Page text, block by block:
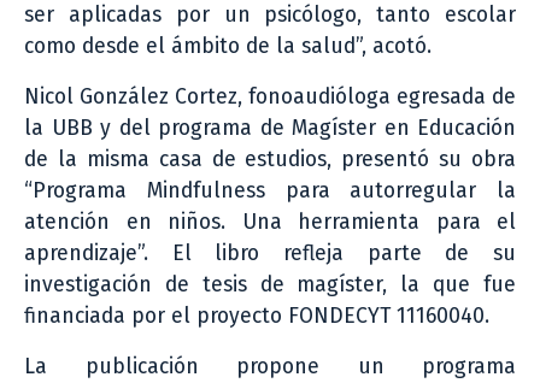
ser aplicadas por un psicólogo, tanto escolar
como desde el ámbito de la salud”, acotó.
Nicol González Cortez, fonoaudióloga egresada de
la UBB y del programa de Magíster en Educación
de la misma casa de estudios, presentó su obra
“Programa Mindfulness para autorregular la
atención en niños. Una herramienta para el
aprendizaje”. El libro refleja parte de su
investigación de tesis de magíster, la que fue
financiada por el proyecto FONDECYT 11160040.
La publicación propone un programa